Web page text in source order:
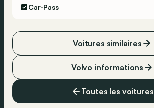
Car-Pass
Toutes les voitures
Volvo informations
Voitures similaires